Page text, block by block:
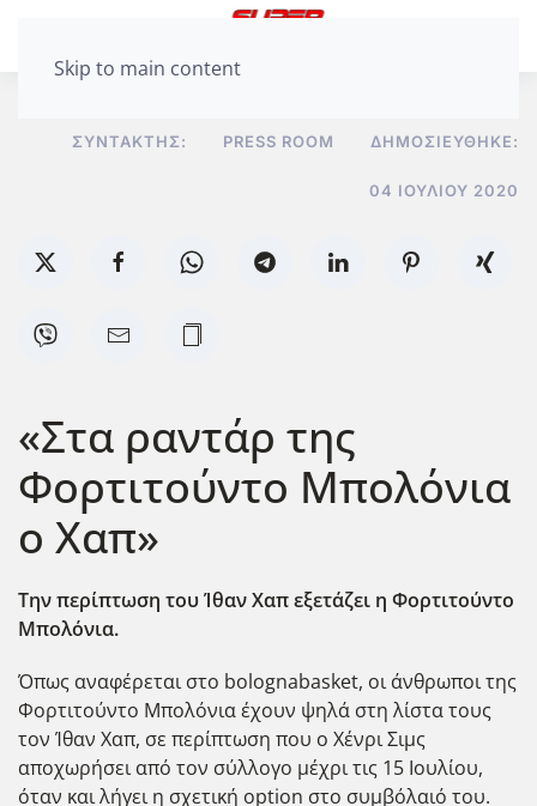
Skip to main content
ΣΥΝΤΆΚΤΗΣ: PRESS ROOM ΔΗΜΟΣΙΕΎΘΗΚΕ:
04 ΙΟΥΛΊΟΥ 2020
«Στα ραντάρ της
Φορτιτούντο Μπολόνια
ο Χαπ»
Tην περίπτωση του Ίθαν Χαπ εξετάζει η Φορτιτούντο
Μπολόνια.
Όπως αναφέρεται στο bolognabasket, οι άνθρωποι της
Φορτιτούντο Μπολόνια έχουν ψηλά στη λίστα τους
τον Ίθαν Χαπ, σε περίπτωση που ο Χένρι Σιμς
αποχωρήσει από τον σύλλογο μέχρι τις 15 Ιουλίου,
όταν και λήγει η σχετική option στο συμβόλαιό του.